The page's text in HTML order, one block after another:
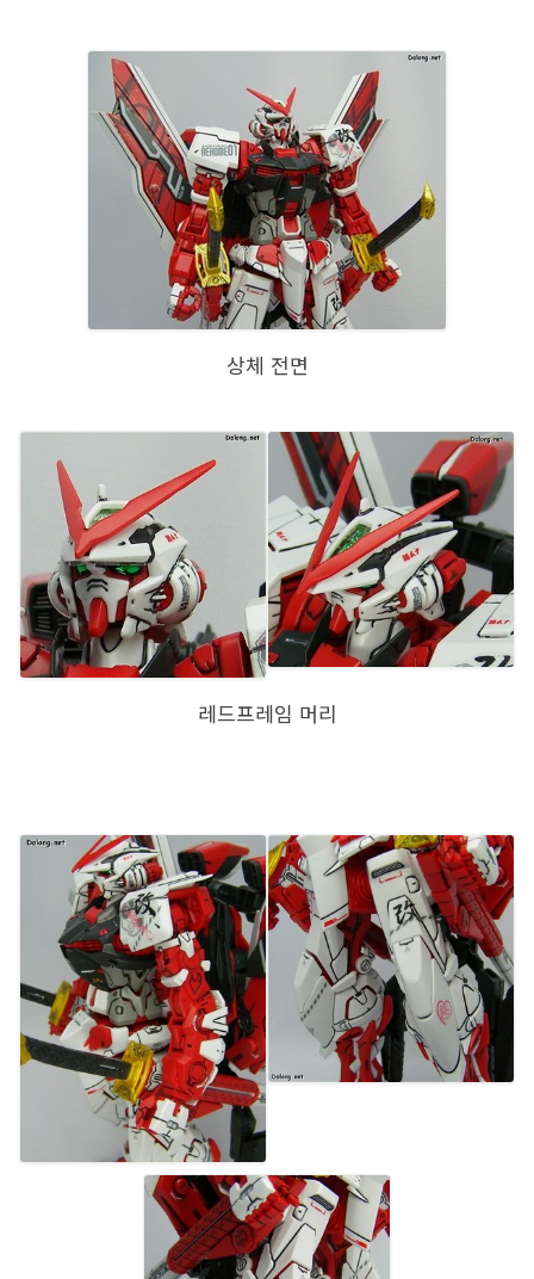
상체 전면
레드프레임 머리